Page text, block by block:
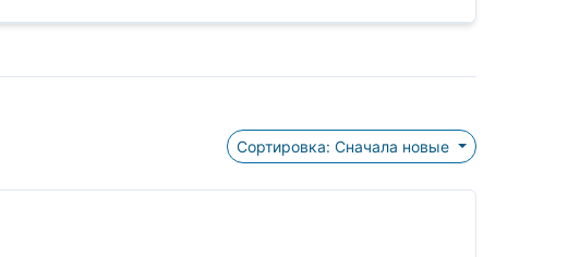
Сортировка: Сначала новые